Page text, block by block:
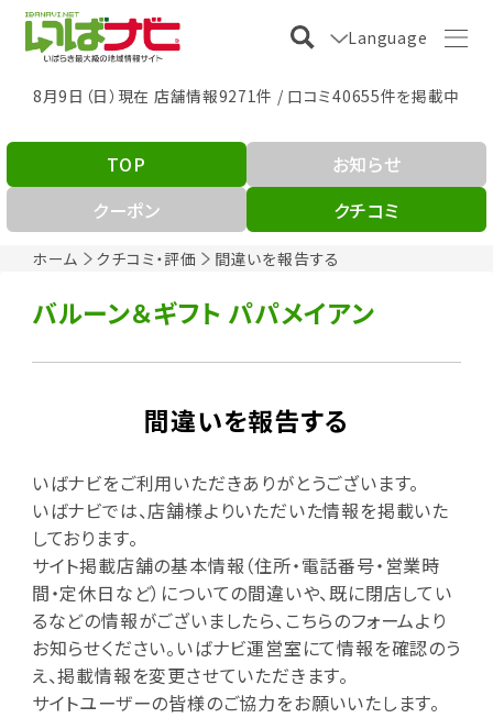
Language
8月9日（日）現在 店舗情報9271件 / 口コミ40655件を掲載中
ホーム クチコミ・評価 間違いを報告する
TOP
お知らせ
クーポン
クチコミ
バルーン＆ギフト パパメイアン
間違いを報告する
いばナビをご利用いただきありがとうございます。
いばナビでは、店舗様よりいただいた情報を掲載いた
しております。
サイト掲載店舗の基本情報（住所・電話番号・営業時
間・定休日など）についての間違いや、既に閉店してい
るなどの情報がございましたら、こちらのフォームより
お知らせください。いばナビ運営室にて情報を確認のう
え、掲載情報を変更させていただきます。
サイトユーザーの皆様のご協力をお願いいたします。